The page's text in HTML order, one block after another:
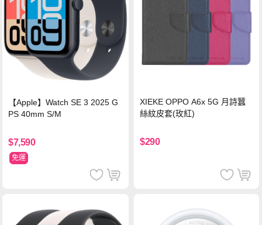
【Apple】Watch SE 3 2025 G
PS 40mm S/M
$7,590
免運
XIEKE OPPO A6x 5G 月詩蠶
絲紋皮套(玫紅)
$290